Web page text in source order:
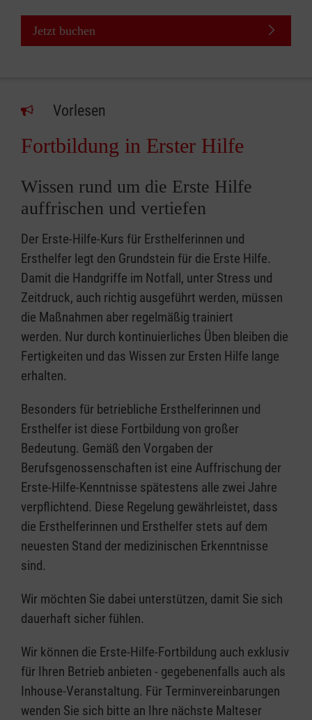
Jetzt buchen
Vorlesen
Fortbildung in Erster Hilfe
Wissen rund um die Erste Hilfe
auffrischen und vertiefen
Der Erste-Hilfe-Kurs für Ersthelferinnen und
Ersthelfer legt den Grundstein für die Erste Hilfe.
Damit die Handgriffe im Notfall, unter Stress und
Zeitdruck, auch richtig ausgeführt werden, müssen
die Maßnahmen aber regelmäßig trainiert
werden. Nur durch kontinuierliches Üben bleiben die
Fertigkeiten und das Wissen zur Ersten Hilfe lange
erhalten.
Besonders für betriebliche Ersthelferinnen und
Ersthelfer ist diese Fortbildung von großer
Bedeutung. Gemäß den Vorgaben der
Berufsgenossenschaften ist eine Auffrischung der
Erste-Hilfe-Kenntnisse spätestens alle zwei Jahre
verpflichtend. Diese Regelung gewährleistet, dass
die Ersthelferinnen und Ersthelfer stets auf dem
neuesten Stand der medizinischen Erkenntnisse
sind.
Wir möchten Sie dabei unterstützen, damit Sie sich
dauerhaft sicher fühlen.
Wir können die Erste-Hilfe-Fortbildung auch exklusiv
für Ihren Betrieb anbieten - gegebenenfalls auch als
Inhouse-Veranstaltung. Für Terminvereinbarungen
wenden Sie sich bitte an Ihre nächste Malteser